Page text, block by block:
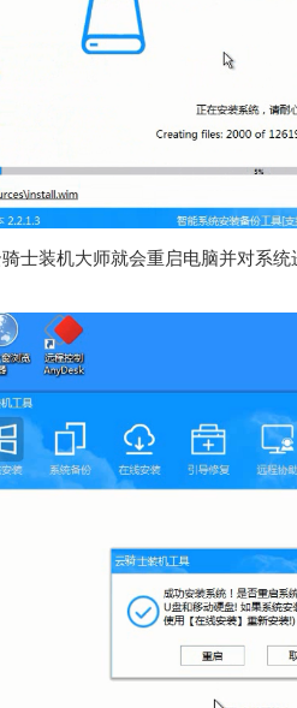
士装机大师就会重启电脑并对系